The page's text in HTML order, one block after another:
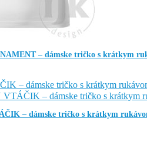
– dámske tričko s krátkym
– dámske tričko s krátkym